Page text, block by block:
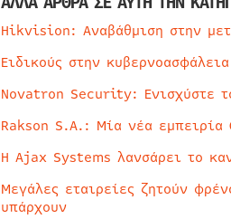
Hikvision: Αναβάθμιση στην
Ειδικούς στην
Novatron Security: Ενισχύστε
Rakson S.A.: Μία νέα
Η Ajax Systems λανσάρει το
Μεγάλες εταιρείες ζητούν
υπάρχουν